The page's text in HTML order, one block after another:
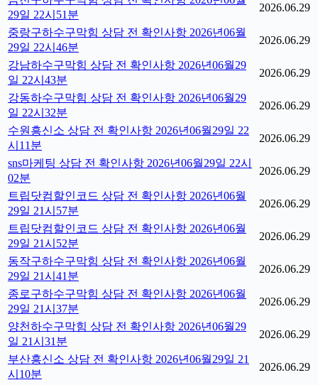
29일 22시51분
2026.06.29
중랑구하수구막힘 상담 전 확인사항 2026년06월
29일 22시46분
2026.06.29
강남하수구막힘 상담 전 확인사항 2026년06월29
일 22시43분
2026.06.29
강동하수구막힘 상담 전 확인사항 2026년06월29
일 22시32분
2026.06.29
수원흥신소 상담 전 확인사항 2026년06월29일 22
시11분
2026.06.29
sns마케팅 상담 전 확인사항 2026년06월29일 22시
02분
2026.06.29
트립닷컴할인코드 상담 전 확인사항 2026년06월
29일 21시57분
2026.06.29
트립닷컴할인코드 상담 전 확인사항 2026년06월
29일 21시52분
2026.06.29
동작구하수구막힘 상담 전 확인사항 2026년06월
29일 21시41분
2026.06.29
종로구하수구막힘 상담 전 확인사항 2026년06월
29일 21시37분
2026.06.29
양천하수구막힘 상담 전 확인사항 2026년06월29
일 21시31분
2026.06.29
부산흥신소 상담 전 확인사항 2026년06월29일 21
시10분
2026.06.29